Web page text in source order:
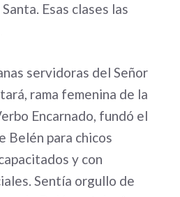
Esas clases las
servidoras del Señor
rama femenina de la
Encarnado, fundó el
Belén para chicos
y con
Sentía orgullo de